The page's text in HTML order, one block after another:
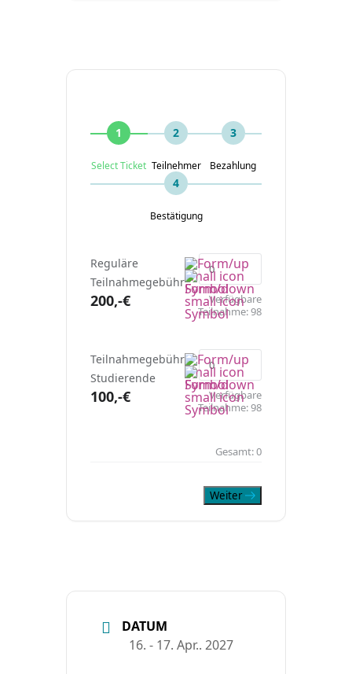
1
Select Ticket
2
Teilnehmer
3
Bezahlung
4
Bestätigung
Reguläre
Teilnahmegebühr
200,-€
Verfügbare
Teilnahme:98
Teilnahmegebühr
Studierende
100,-€
Verfügbare
Teilnahme:98
Gesamt:0
Weiter
DATUM
16. - 17. Apr.. 2027